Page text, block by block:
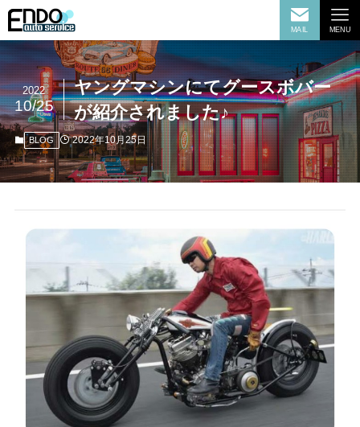
MAIL MENU
ヤングマシンにてグースボバー
が紹介されました♪
2022
10/25
BLOG 2022年10月25日